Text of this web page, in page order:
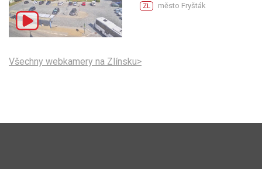
ZL město Fryšták
Všechny webkamery na Zlínsku>